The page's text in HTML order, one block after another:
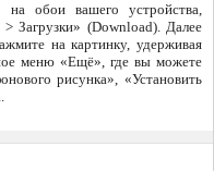
на обои вашего устройства,
Загрузки» (Download). Далее
на картинку, удерживая
меню «Ещё», где вы можете
рисунка», «Установить